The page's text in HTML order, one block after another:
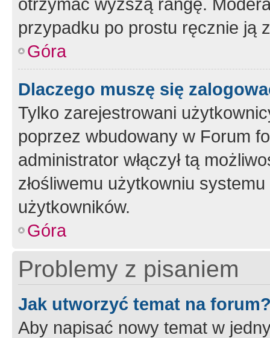
przypadku po prostu ręcznie ją
Góra
Dlaczego muszę się
Tylko zarejestrowani
poprzez wbudowany w Forum
administrator włączył tą
złośliwemu użytkowniu
użytkowników.
Góra
Problemy z pisaniem
Jak utworzyć temat na
Aby napisać nowy temat w